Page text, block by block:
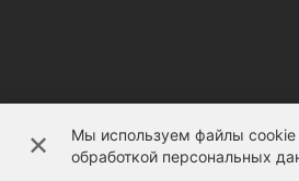
✕
Мы используем файлы cookie
обработкой персональных